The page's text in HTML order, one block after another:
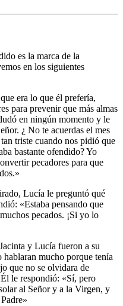
es la marca de la
en los siguientes
era lo que él prefería,
para prevenir que más almas
en ningún momento y le
¿ No te acuerdas el mes
triste cuando nos pidió que
bastante ofendido? Yo
pecadores para que
Lucía le preguntó qué
«Estaba pensando que
pecados. ¡Si yo lo
y Lucía fueron a su
mucho porque tenía
que no se olvidara de
le respondió: «Sí, pero
al Señor y a la Virgen, y